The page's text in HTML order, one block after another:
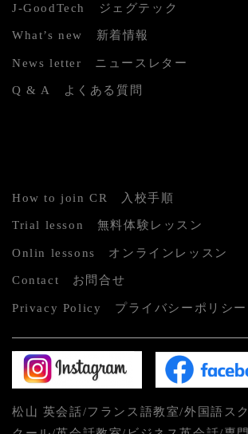
J-GoodTech ジェグテック
What’s new 新着情報
News letter ニュースレター
Q & A よくある質問
How to join CR 入校手順
Trial lesson 無料体験レッスン
Onlin lessons オンラインレッスン
Contact お問合せ
Privacy Policy プライバシーポリシー
松山 英会話/フランス語教室/外国語ス